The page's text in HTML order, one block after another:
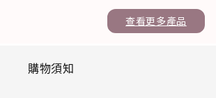
查看更多產品
購物須知